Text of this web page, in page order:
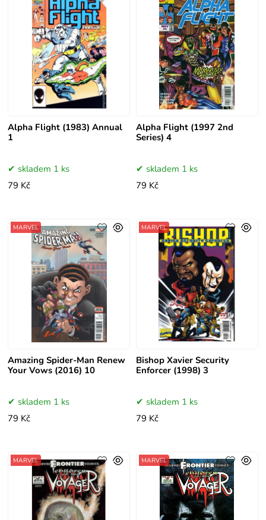
Alpha Flight (1983) Annual
1
skladem 1 ks
79 Kč
Alpha Flight (1997 2nd
Series) 4
skladem 1 ks
79 Kč
Amazing Spider-Man Renew
Your Vows (2016) 10
MARVEL
skladem 1 ks
79 Kč
Bishop Xavier Security
Enforcer (1998) 3
MARVEL
skladem 1 ks
79 Kč
MARVEL MARVEL